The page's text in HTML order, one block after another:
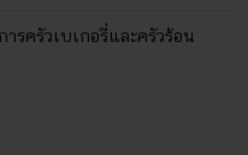
ครัวเบเกอรี่และครัวร้อน